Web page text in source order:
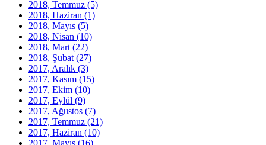
2018, Temmuz (5)
2018, Haziran (1)
2018, Mayıs (5)
2018, Nisan (10)
2018, Mart (22)
2018, Şubat (27)
2017, Aralık (3)
2017, Kasım (15)
2017, Ekim (10)
2017, Eylül (9)
2017, Ağustos (7)
2017, Temmuz (21)
2017, Haziran (10)
2017, Mayıs (16)